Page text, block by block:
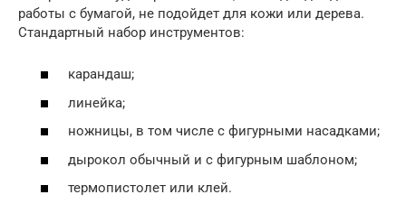
работы с бумагой, не подойдет для кожи или дерева.
Стандартный набор инструментов:
карандаш;
линейка;
ножницы, в том числе с фигурными насадками;
дырокол обычный и с фигурным шаблоном;
термопистолет или клей.